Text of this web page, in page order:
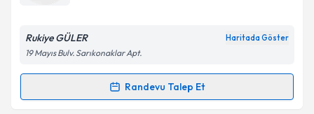
Kişisel verilerimin işlenmesine ilişkin
Metni'ni okudum ve kişisel verilerimin belirtilen
Rukiye GÜLER Haritada Göster
19 Mayıs Bulv. Sarıkonaklar Apt.
Randevu Talep Et
Randevu Takvimi Talebi